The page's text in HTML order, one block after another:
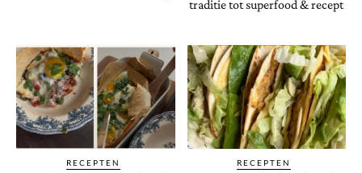
traditie tot superfood & recept
RECEPTEN RECEPTEN